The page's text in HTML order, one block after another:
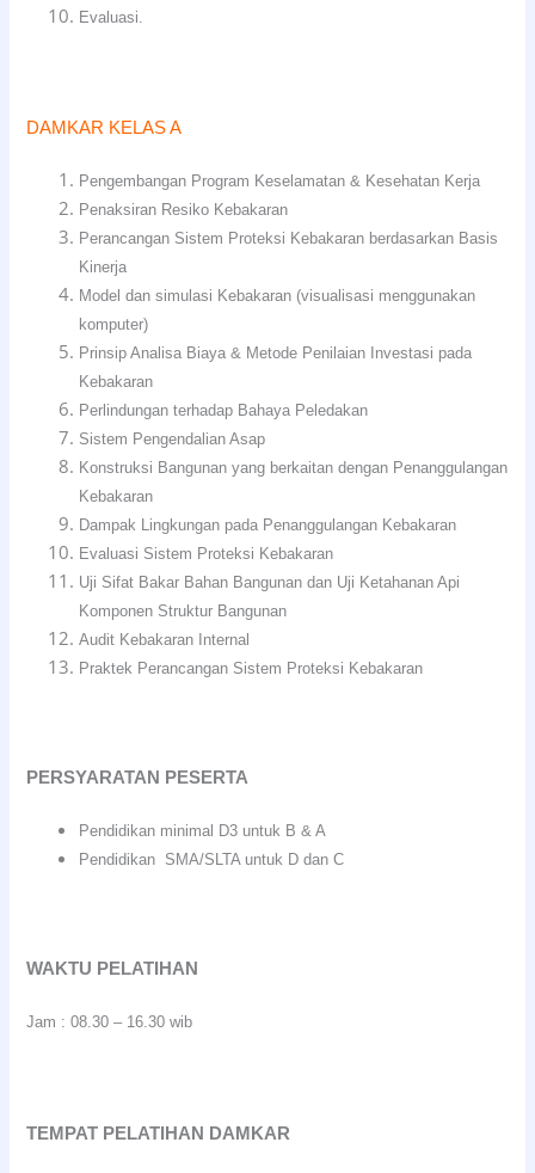
Evaluasi.
DAMKAR KELAS A
Pengembangan Program Keselamatan & Kesehatan Kerja
Penaksiran Resiko Kebakaran
Perancangan Sistem Proteksi Kebakaran berdasarkan Basis
Kinerja
Model dan simulasi Kebakaran (visualisasi menggunakan
komputer)
Prinsip Analisa Biaya & Metode Penilaian Investasi pada
Kebakaran
Perlindungan terhadap Bahaya Peledakan
Sistem Pengendalian Asap
Konstruksi Bangunan yang berkaitan dengan Penanggulangan
Kebakaran
Dampak Lingkungan pada Penanggulangan Kebakaran
Evaluasi Sistem Proteksi Kebakaran
Uji Sifat Bakar Bahan Bangunan dan Uji Ketahanan Api
Komponen Struktur Bangunan
Audit Kebakaran Internal
Praktek Perancangan Sistem Proteksi Kebakaran
PERSYARATAN PESERTA
Pendidikan minimal D3 untuk B & A
Pendidikan SMA/SLTA untuk D dan C
WAKTU PELATIHAN
Jam : 08.30 – 16.30 wib
TEMPAT PELATIHAN DAMKAR